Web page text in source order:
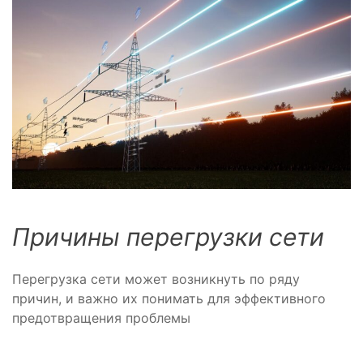
Причины перегрузки сети
Перегрузка сети может возникнуть по ряду
причин, и важно их понимать для эффективного
предотвращения проблемы